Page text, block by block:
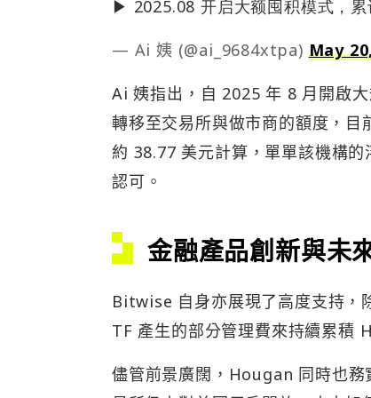
▶︎ 2025.08 开启大额囤积模式，
— Ai 姨 (@ai_9684xtpa) May
Ai 姨指出，自 2025 年 8 月開啟
轉移至交易所與做市商的額度，
約 38.77 美元計算，單單該機構
認可。
金融產品創新與未
Bitwise 自身亦展現了高度支持
TF 產生的部分管理費來持續累積
儘管前景廣闊，Hougan 同時也務